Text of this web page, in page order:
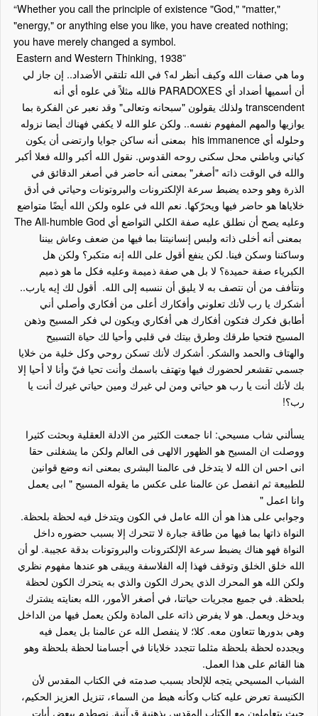
“Whether you call the principle of existence "God," "matter,"
"energy," or anything else you like, you have created nothing;
you have merely changed a symbol.
Eastern and Western Thinking, 1938”
وما هي صفات الله وكيف أنظر له؟ في الله تلتقي الأضداد.. إن جاز لي
أن أسميها أضداد أي PARADOXES فالله مثلاً في علوه أي أنه
transcendentولذلك يقولون "سبحانه وتعالى" وقد نعبر عن الفكرة بما
يوازيها والمهم المفهوم نفسه.. ولكن علو الله لا يكفي فهناك أيضا نزوله
وحلوله أي his immanence بمعنى أنه ساكن جوايا وارتضى أن يكون
كياني وباطني محل سكنى روحه القدوس. نقول الله أكبر والله فعلا أكبر
والله في الوقت ذاته "أصغر" بمعنى أنه حاضر في أصغر الدقائق في
الذرة وهو وحده يضبط سرعة الإلكترونات والبروتونات وحياتي في أدق
خلاياها هو حاضر فيها ويحرّكها. نعم الله في علوه ولكن الله أيضًا متواضع
وعليه يصح أن نطلق عليه صفة الكلي التواضع أي The All-humble God
بمعنى أنه أخلى ذاته ولبس إنسانيتنا بما فيها من ضعف وعاش بيننا
وساكننا وسكن فينا. لكن ينفع أقول على الله إنه متكبر؟ ولكن هل
الكبرياء صفة حميدة؟ لا بل هي صفة ذميمة وعليه فكل ما هو ذميم
ونتأفف من أن نتصف به لا يليق أن ننسبه إلى الله. أقول لك إيه يارب..
أشكرك يا رب لأنك تعلوني وأفكارك أعلى من أفكاري وأصلي أني
أطابق فكرك فتكون أفكارك هي أفكاري ويكون لي فكر المسيح وذهن
المسيح فتحيا طرقك وطرق بيتك في قلبي وأحيا لك حياة التسبيح
والهتاف والحمد والشكر. أشكرك لأنك تسكن روحي وكل خلية من خلايا
جسمي تقشعر لحضورك فيها وتهتف باسمك وأنت تحيا فيّ وأنا لا أحيا إلا
بك لأنك أنت يا رب هو حياتي ومن لي غيرك ومين حياتي غيرك أنت يا
رب؟!
يسألني شاب مسيحي: انا جمعت الكثير من الادلة العقلية وبحثت كثيرا
ووصلت ان المسيح هو الظهور الالهى فى العالم ولكن ما يشغلنى حقا
انى احس ان الله لا يتدخل فى عالمنا البشرى بمعنى انه وضع قوانين
للطبيعة ثم انفصل عن عالمنا على عكس ما يقوله المسيح " ابى يعمل
وانا اعمل "
وجوابي على هذا هو أن الله عامل في الكون ويتدخل فيه لحظة بلحظة.
النواة ذاتها بما فيها من طاقة جبارة لا تتحرك إلا بسبب حضوره داخل
النواة فهو هناك يضبط سرعة الإلكترونات والبروتونات بدقة عجيبة. لو أن
الله خلق الخلق وتوقف فهذا إله الفلاسفة ويبقى هو عندها مفهوم نظري
ولكن الله هو المحرك الذي يحرك الكون والذي به يتحرك الكون لحظة
بلحظة. في جميع مجريات حياتنا، في أصغر الأمور، الله بعنايته يشترك
ويدخل ويعمل. هو لا يفرض ذاته على المادة ولكن يعمل فيها من الداخل
وهي بدورها تتعاون معه. كلا؛ لا ينفصل الله عن عالمنا بل يعمل فيه
ويجدده لحظة بلحظة مثلما تتجدد خلايانا في أجسامنا لحظة بلحظة وهو
هنا القائم على هذا العمل.
الشباب المسيحي يتجه للإلحاد بسبب صدمته في الكتاب المقدس لأن
الكنيسة تعرض عليه كتاب وكأنه هبط من السماء، تنزيل العزيز الحكيم،
حيث يتعاملون مع الكتاب المقدس بذهنية قرآنية. نصطدم ببعض أيات